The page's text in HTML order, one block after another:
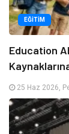
EĞITIM
Education
25 Haz 2026,